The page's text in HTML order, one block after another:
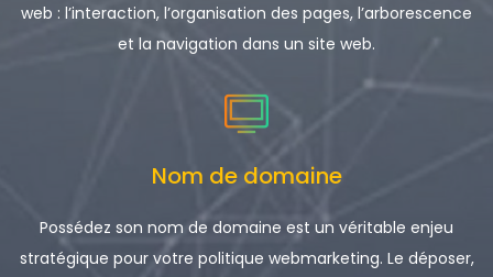
web : l’interaction, l’organisation des pages, l’arborescence
et la navigation dans un site web.
Nom de domaine
Possédez son nom de domaine est un véritable enjeu
stratégique pour votre politique webmarketing. Le déposer,